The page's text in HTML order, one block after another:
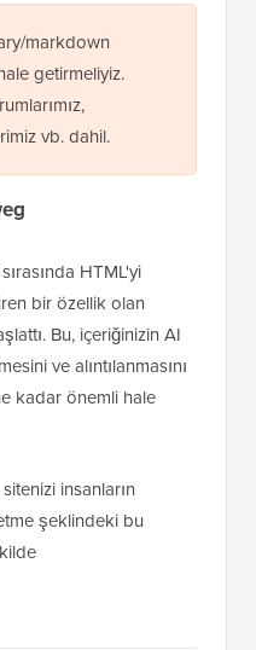
markdown
getirmeliyiz.
vb. dahil.
HTML'yi
bir özellik olan
Bu, içeriğinizin AI
ve alıntılanmasını
kadar önemli hale
insanların
şeklindeki bu